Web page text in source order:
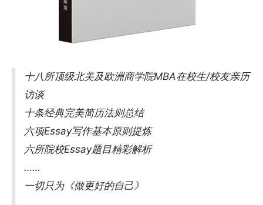
十八所顶级北美及欧洲商学院MBA在校生/校友亲历
访谈
十条经典完美简历法则总结
六项Essay写作基本原则提炼
六所院校Essay题目精彩解析
……
一切只为《做更好的自己》